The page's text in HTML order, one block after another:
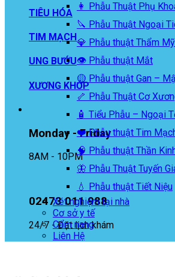
TIÊU HÓA
TIM MẠCH
UNG BƯỚU
XƯƠNG KHỚP
Monday - Friday
8AM - 10PM
02473 011 988
24/7 - Đặt lịch khám
👩 Phẫu Thuật Phụ
🔪 Phẫu Thuật Ngoại
💎 Phẫu thuật Thẩm
👁️ Phẫu thuật Mắt
🟡 Phẫu thuật Gan –
🦴 Phẫu Thuật Cơ
🧴 Tiểu Phẫu – Ngoại
❤️ Phẫu thuật Tim
🧠 Phẫu thuật Thần
🦋 Phẫu Thuật Tuyến
💧 Phẫu thuật Tiết Niệu
Xét nghiệm tại nhà
Cơ sở y tế
Cẩm nang
Liên Hệ